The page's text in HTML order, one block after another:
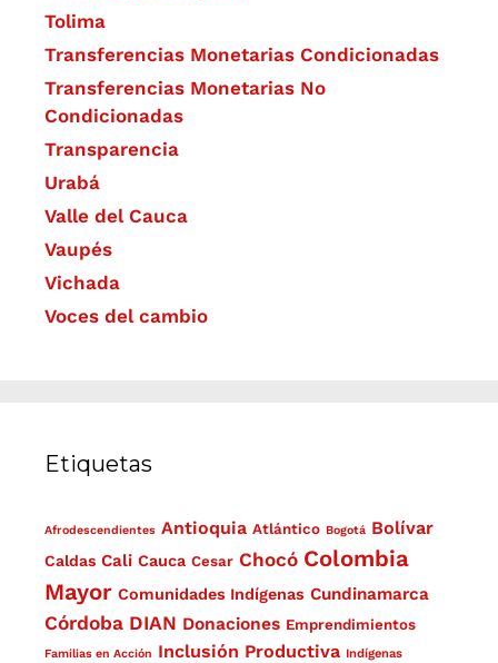
Tolima
Transferencias Monetarias Condicionadas
Transferencias Monetarias No
Condicionadas
Transparencia
Urabá
Valle del Cauca
Vaupés
Vichada
Voces del cambio
Etiquetas
Afrodescendientes Antioquia Atlántico Bogotá Bolívar
Caldas Cali Cauca Cesar Chocó Colombia
Mayor Comunidades Indígenas Cundinamarca
Córdoba DIAN Donaciones Emprendimientos
Familias en Acción Inclusión Productiva Indígenas